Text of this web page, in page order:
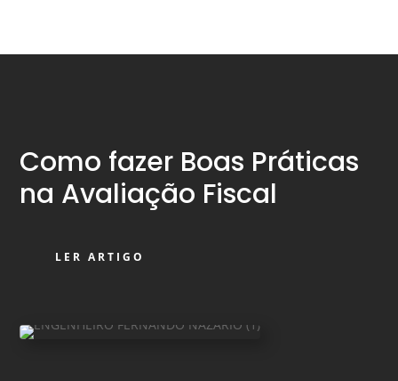
Como fazer Boas Práticas
na Avaliação Fiscal
LER ARTIGO